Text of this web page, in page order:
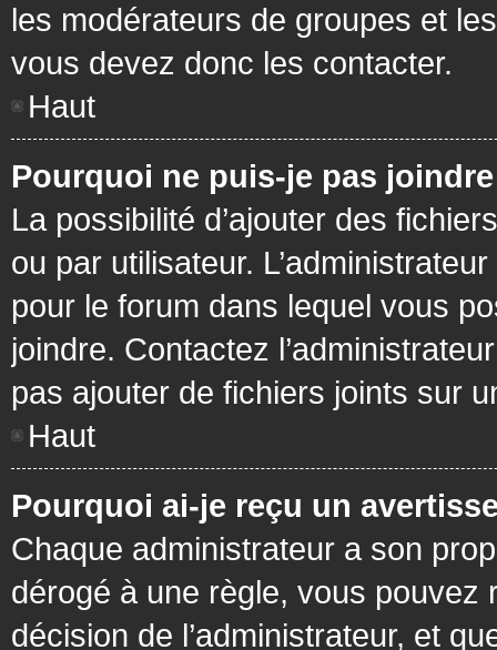
les modérateurs de groupes et
vous devez donc les contacter.
Haut
Pourquoi ne puis-je pas
La possibilité d’ajouter des
ou par utilisateur.
pour le forum dans lequel vous
joindre. Contactez
pas ajouter de fichiers joints sur
Haut
Pourquoi ai-je reçu un
Chaque administrateur a son
dérogé à une règle, vous pouvez
décision de l’administrateur, et